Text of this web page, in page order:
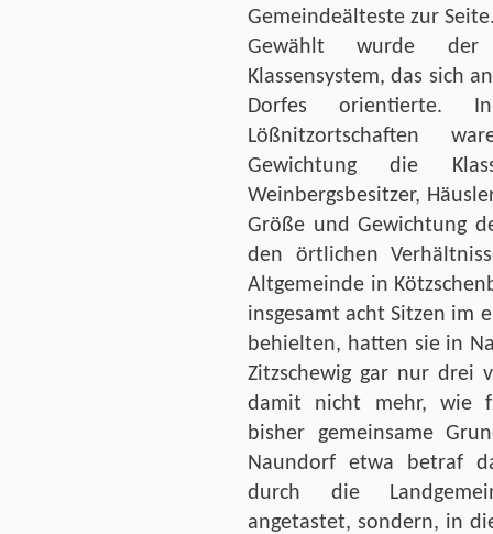
Gemeindeälteste zur
Gewählt wurde der
Klassensystem, das sich
Dorfes orientierte.
Lößnitzortschaften
Gewichtung die
Weinbergsbesitzer,
Größe und Gewichtung
den örtlichen
Altgemeinde in
insgesamt acht Sitzen im
behielten, hatten sie in
Zitzschewig gar nur drei
damit nicht mehr, wie
bisher gemeinsame
Naundorf etwa betraf
durch die
angetastet, sondern, in